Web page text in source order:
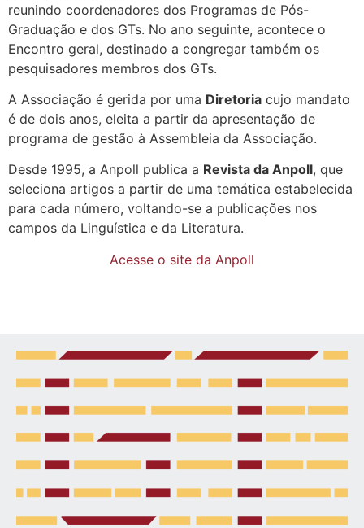
reunindo coordenadores dos Programas de Pós-
Graduação e dos GTs. No ano seguinte, acontece o
Encontro geral, destinado a congregar também os
pesquisadores membros dos GTs.
A Associação é gerida por uma Diretoria cujo mandato
é de dois anos, eleita a partir da apresentação de
programa de gestão à Assembleia da Associação.
Desde 1995, a Anpoll publica a Revista da Anpoll, que
seleciona artigos a partir de uma temática estabelecida
para cada número, voltando-se a publicações nos
campos da Linguística e da Literatura.
Acesse o site da Anpoll